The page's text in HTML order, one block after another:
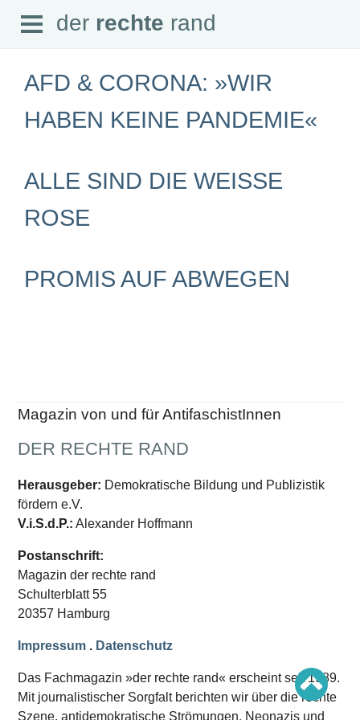
der rechte rand
Home
Suche
Magazin
Impressum
Schwerpunkt NSU
Schwerpunkt »Reichsbürger«
Ausgaben Übersicht
Ausgabe 221
Ausgabe 220
Ausgabe 218
Ausgabe 217
Ausgabe 216
Open
Menu
der rechte rand
AFD & CORONA: »WIR
HABEN KEINE PANDEMIE«
ALLE SIND DIE WEISSE R
OSE
PROMIS AUF ABWEGEN
Magazin von und für AntifaschistInnen
DER RECHTE RAND
Herausgeber: Demokratische Bildung und Publizistik
fördern e.V.
V.i.S.d.P.: Alexander Hoffmann
Postanschrift:
Magazin der rechte rand
Schulterblatt 55
20357 Hamburg
Impressum . Datenschutz
Das Fachmagazin »der rechte rand« erscheint seit 1989.
Mit journalistischer Sorgfalt berichten wir über die rechte
Szene, antidemokratische Strömungen, Neonazis und